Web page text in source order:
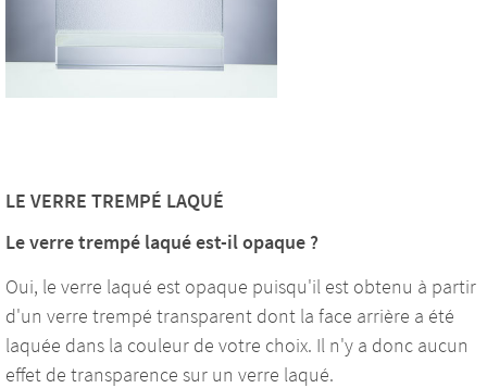
LE VERRE TREMPÉ LAQUÉ
Le verre trempé laqué est-il opaque ?
Oui, le verre laqué est opaque puisqu'il est obtenu à partir
d'un verre trempé transparent dont la face arrière a été
laquée dans la couleur de votre choix. Il n'y a donc aucun
effet de transparence sur un verre laqué.